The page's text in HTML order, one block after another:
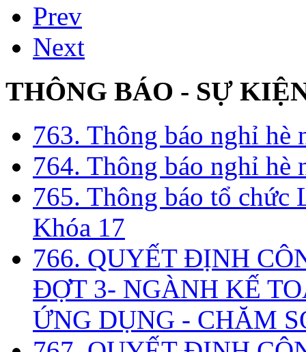
Prev
Next
THÔNG BÁO - SỰ
763. Thông báo nghỉ hè
764. Thông báo nghỉ hè
765. Thông báo tổ chức
Khóa 17
766. QUYẾT ĐỊNH
ĐỢT 3- NGÀNH KẾ
ỨNG DỤNG - CHĂM